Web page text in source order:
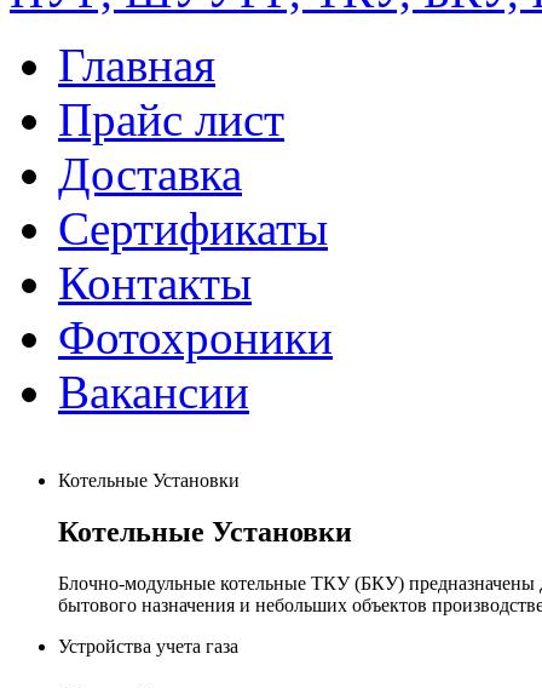
Главная
Прайс лист
Доставка
Сертификаты
Контакты
Фотохроники
Вакансии
Котельные Установки
Котельные Установки
Блочно-модульные котельные ТКУ (БКУ) предназначены
бытового назначения и небольших объектов
Устройства учета газа